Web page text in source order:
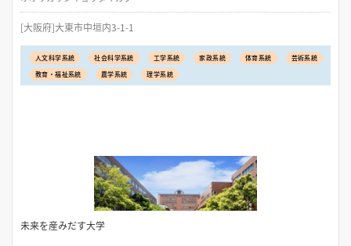
[大阪府]大東市中垣内3-1-1
人文科学系統 社会科学系統 工学系統 家政系統 体育系統
芸術系統
教育・福祉系統
農学系統 理学系統
未来を産みだす大学